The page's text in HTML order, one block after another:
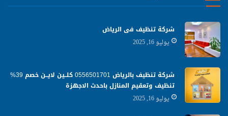
شركة تنظيف فى الرياض
يوليو 16, 2025
شركة تنظيف بالرياض 0556501701 كلــين لايــن خصم 39%
تنظيف وتعقيم المنازل باحدث الاجهزة
يوليو 16, 2025